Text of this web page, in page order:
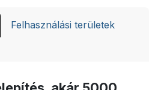
Felhasználási területek